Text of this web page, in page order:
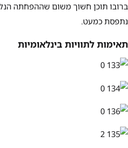
ברובו תוכן חשוך משום שההפחתה
נתפסת כמעט.
תאימות לתוויות בינלאומיות